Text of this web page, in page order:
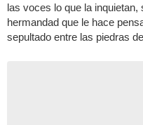
las voces lo que la
hermandad que le hace
sepultado entre las piedras